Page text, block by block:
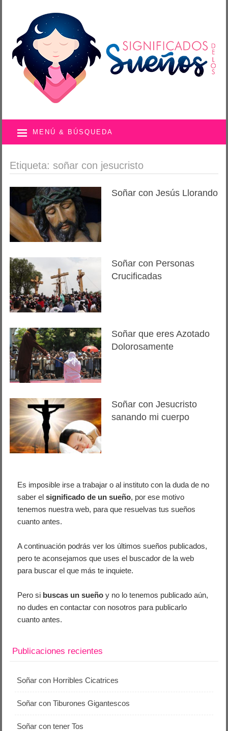
MENÚ & BÚSQUEDA
Etiqueta: soñar con jesucristo
Soñar con Jesús Llorando
Soñar con Personas
Crucificadas
Soñar que eres Azotado
Dolorosamente
Soñar con Jesucristo
sanando mi cuerpo
Es imposible irse a trabajar o al instituto con la duda de no
saber elsignificado de un sueño, por ese motivo
tenemos nuestra web, para que resuelvas tus sueños
cuanto antes.
A continuación podrás ver los últimos sueños publicados,
pero te aconsejamos que uses el buscador de la web
para buscar el que más te inquiete.
Pero si buscas un sueño y no lo tenemos publicado aún,
no dudes en contactar con nosotros para publicarlo
cuanto antes.
Publicaciones recientes
Soñar con Horribles Cicatrices
Soñar con Tiburones Gigantescos
Soñar con tener Tos